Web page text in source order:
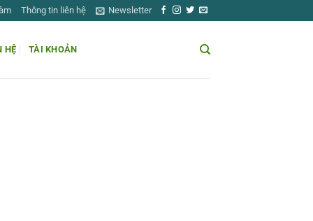
Thông tin liên hệ Newsletter
HỆ TÀI KHOẢN